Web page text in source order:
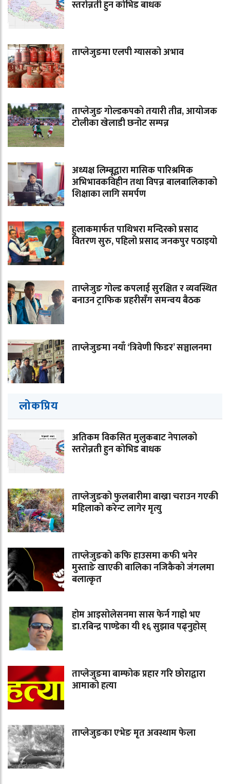
स्तरोन्नती हुन कोभिड बाधक
ताप्लेजुङमा एलपी ग्यासको अभाव
ताप्लेजुङ गोल्डकपको तयारी तीव्र, आयोजक
टोलीका खेलाडी छनोट सम्पन्न
अध्यक्ष लिम्बूद्वारा मासिक पारिश्रमिक
अभिभावकविहीन तथा विपन्न बालबालिकाको
शिक्षाका लागि समर्पण
हुलाकमार्फत पाथिभरा मन्दिरको प्रसाद
वितरण सुरु, पहिलो प्रसाद जनकपुर पठाइयो
ताप्लेजुङ गोल्ड कपलाई सुरक्षित र व्यवस्थित
बनाउन ट्राफिक प्रहरीसँग समन्वय बैठक
ताप्लेजुङमा नयाँ ‘त्रिवेणी फिडर’ सञ्चालनमा
लोकप्रिय
अतिकम विकसित मुलुकबाट नेपालको
स्तरोन्नती हुन कोभिड बाधक
ताप्लेजुङको फुलबारीमा बाख्रा चराउन गएकी
महिलाको करेन्ट लागेर मृत्यु
ताप्लेजुङको कफि हाउसमा कफी भनेर
मुस्ताङे खाएकी बालिका नजिकैको जंगलमा
बलात्कृत
होम आइसोलेसनमा सास फेर्न गाह्रो भए
डा.रबिन्द्र पाण्डेका यी १६ सुझाव पढ्नुहोस्
ताप्लेजुङमा बाम्फोक प्रहार गरि छोराद्वारा
आमाको हत्या
ताप्लेजुङका एभेङ मृत अवस्थाम फेला